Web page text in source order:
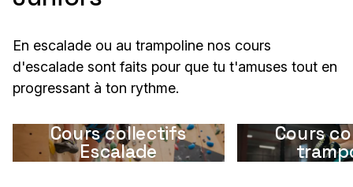
En escalade ou au trampoline nos cours
d'escalade sont faits pour que tu t'amuses tout en
progressant à ton rythme.
Cours collectifs
Escalade
Cours